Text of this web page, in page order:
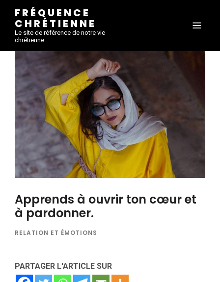
FRÉQUENCE
CHRÉTIENNE
Le site de référence de notre vie
chrétienne
Apprends à ouvrir ton cœur et
à pardonner.
RELATION ET ÉMOTIONS
PARTAGER L'ARTICLE SUR